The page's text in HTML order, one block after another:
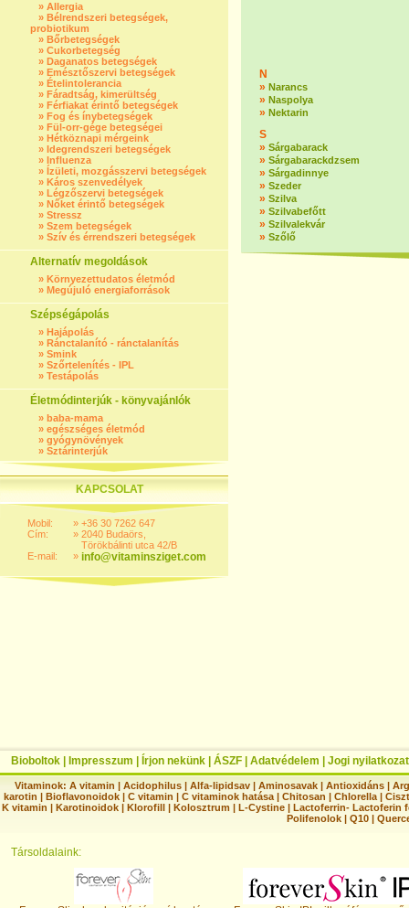
» Allergia
» Bélrendszeri betegségek,
probiotikum
» Bőrbetegségek
» Cukorbetegség
» Daganatos betegségek
» Emésztőszervi betegségek
» Ételintolerancia
» Fáradtság, kimerültség
» Férfiakat érintő betegségek
» Fog és ínybetegségek
» Fül-orr-gége betegségei
» Hétköznapi mérgeink
» Idegrendszeri betegségek
» Influenza
» Ízületi, mozgásszervi betegségek
» Káros szenvedélyek
» Légzőszervi betegségek
» Nőket érintő betegségek
» Stressz
» Szem betegségek
» Szív és érrendszeri betegségek
Alternatív megoldások
» Környezettudatos életmód
» Megújuló energiaforrások
Szépségápolás
» Hajápolás
» Ránctalanító - ránctalanítás
» Smink
» Szőrtelenítés - IPL
» Testápolás
Életmódinterjúk - könyvajánlók
» baba-mama
» egészséges életmód
» gyógynövények
» Sztárinterjúk
KAPCSOLAT
Mobil:
Cím:
E-mail:
»
»
»
+36 30 7262 647
2040 Budaörs,
Törökbálinti utca 42/B
info@vitaminsziget.com
N
» Narancs
» Naspolya
» Nektarin
S
» Sárgabarack
» Sárgabarackdzsem
» Sárgadinnye
» Szeder
» Szilva
» Szilvabefőtt
» Szilvalekvár
» Szőlő
Bioboltok Impresszum Írjon nekünk ÁSZF Adatvédelem Jogi nyilatkozat
Vitaminok: A vitamin |Acidophilus |Alfa-lipidsav |Aminosavak |Antioxidáns |
karotin | Bioflavonoidok | C vitamin | C vitaminok hatása | Chitosan | Chlorella |
K vitamin | Karotinoidok | Klorofill | Kolosztrum | L-Cystine | Lactoferrin- Lactoferin
Polifenolok |Q10 |
Társoldalaink: